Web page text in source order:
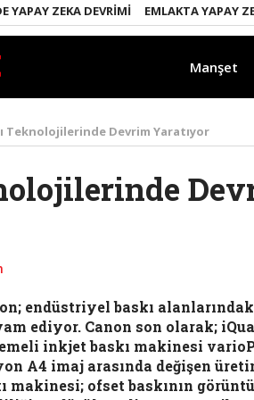
ZEKA DEVRIMI EMLAKTA YAPAY ZEKA
Manşet
Teknolojilerinde Devrim Yaratıyor
endüstriyel baskı
ediyor. Canon son olarak;
inkjet baskı makinesi
A4 imaj arasında değişen
ofset baskının